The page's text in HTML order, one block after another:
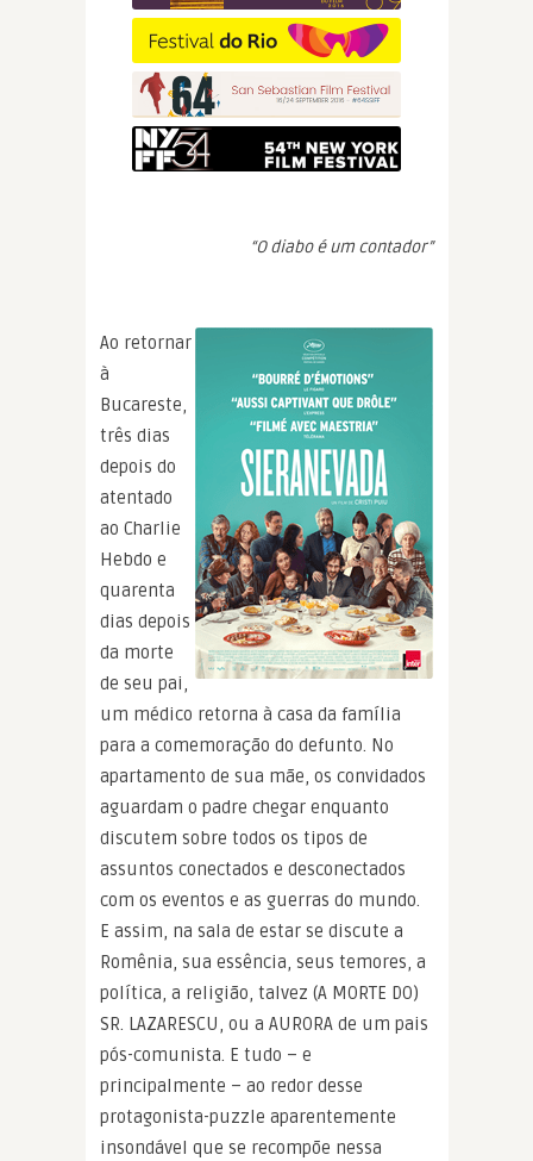
“O diabo é um contador”
Ao retornar
à
Bucareste,
três dias
depois do
atentado
ao Charlie
Hebdo e
quarenta
dias depois
da morte
de seu pai,
um médico retorna à casa da família
para a comemoração do defunto. No
apartamento de sua mãe, os convidados
aguardam o padre chegar enquanto
discutem sobre todos os tipos de
assuntos conectados e desconectados
com os eventos e as guerras do mundo.
E assim, na sala de estar se discute a
Romênia, sua essência, seus temores, a
política, a religião, talvez (A MORTE DO)
SR. LAZARESCU, ou a AURORA de um pais
pós-comunista. E tudo – e
principalmente – ao redor desse
protagonista-puzzle aparentemente
insondável que se recompõe nessa